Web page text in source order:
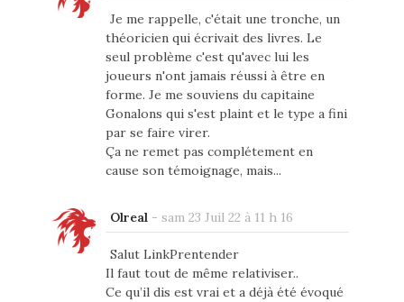
Je me rappelle, c'était une tronche, un
théoricien qui écrivait des livres. Le
seul problème c'est qu'avec lui les
joueurs n'ont jamais réussi à être en
forme. Je me souviens du capitaine
Gonalons qui s'est plaint et le type a fini
par se faire virer.
Ça ne remet pas complétement en
cause son témoignage, mais...
Olreal- sam 23 Juil 22 à 11 h 16
Salut LinkPrentender
Il faut tout de même relativiser..
Ce qu’il dis est vrai et a déjà été évoqué